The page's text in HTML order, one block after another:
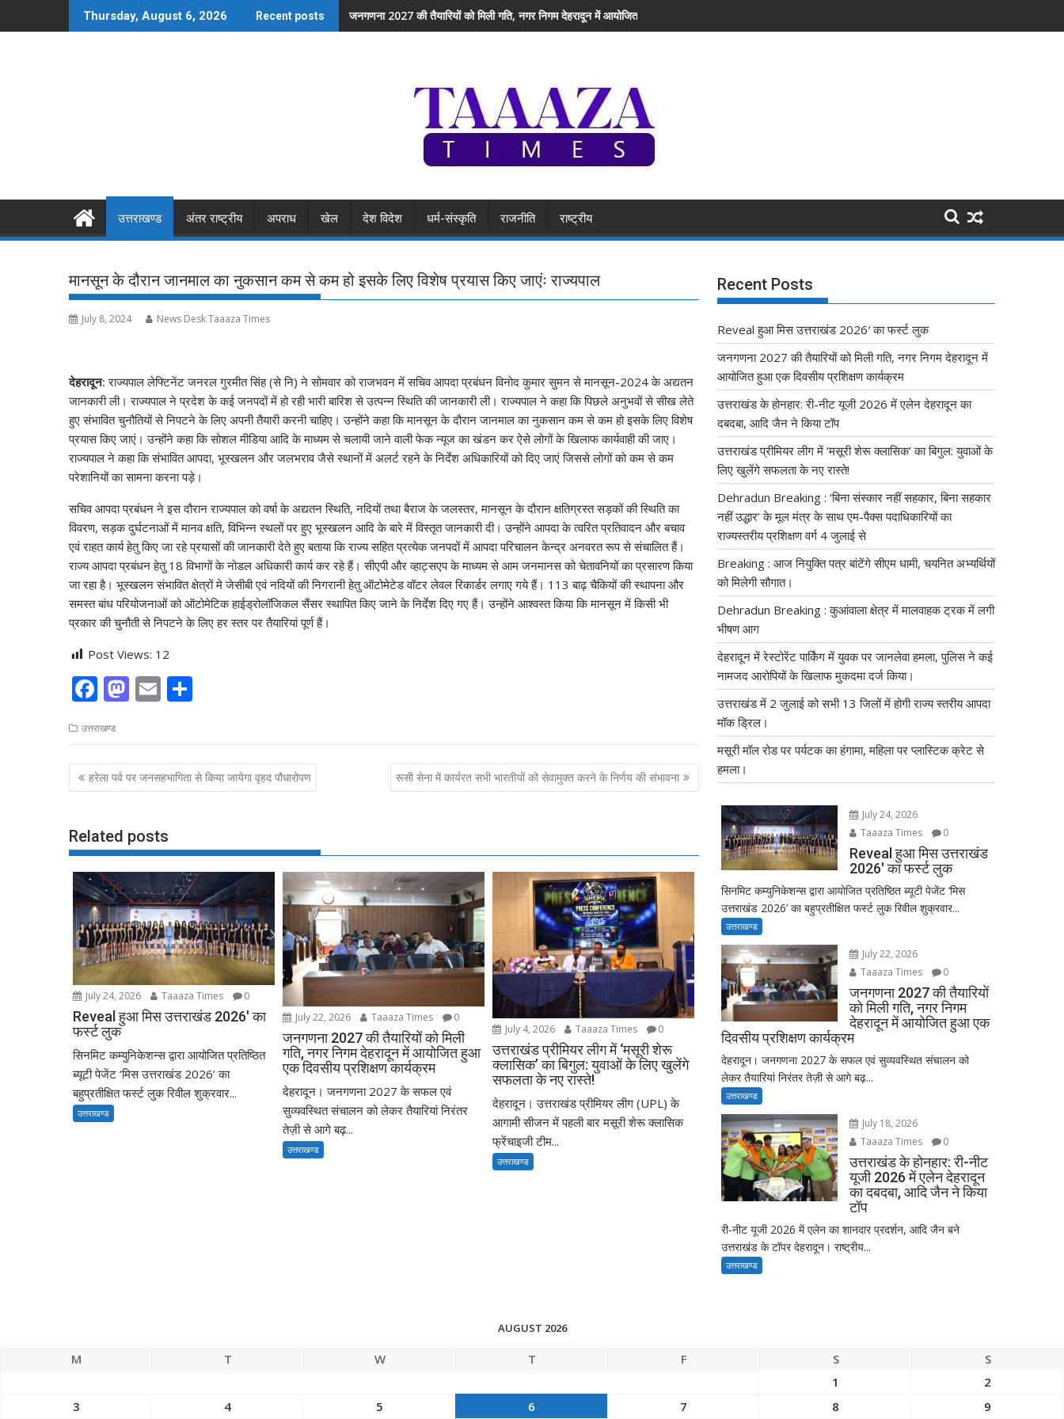
to
Thursday, August 6, 2026 Recent posts जनगणना 2027 की तैयारियों को मिली गति, नगर निगम देहरादून में आयोजित हुआ एक दिवसीय प्रशिक्षण कार्यक्रम
उत्तराखण्ड अंतर राष्ट्रीय अपराध खेल देश विदेश धर्म-संस्कृति राजनीति राष्ट्रीय
मानसून के दौरान जानमाल का नुकसान कम से कम हो इसके लिए विशेष प्रयास किए जाएंः राज्यपाल
July 8, 2024 News Desk Taaaza Times
देहरादून: राज्यपाल लेफ्टिनेंट जनरल गुरमीत सिंह (से नि) ने सोमवार को राजभवन में सचिव आपदा प्रबंधन विनोद कुमार सुमन से मानसून-2024 के अद्यतन
जानकारी ली। राज्यपाल ने प्रदेश के कई जनपदों में हो रही भारी बारिश से उत्पन्न स्थिति की जानकारी ली। राज्यपाल ने कहा कि पिछले अनुभवों से सीख लेते
हुए संभावित चुनौतियों से निपटने के लिए अपनी तैयारी करनी चाहिए। उन्होंने कहा कि मानसून के दौरान जानमाल का नुकसान कम से कम हो इसके लिए विशेष
प्रयास किए जाएं। उन्होंने कहा कि सोशल मीडिया आदि के माध्यम से चलायी जाने वाली फेक न्यूज का खंडन कर ऐसे लोगों के खिलाफ कार्यवाही की जाए।
राज्यपाल ने कहा कि संभावित आपदा, भूस्खलन और जलभराव जैसे स्थानों में अलर्ट रहने के निर्देश अधिकारियों को दिए जाएं जिससे लोगों को कम से कम
परेशानियों का सामना करना पड़े।
सचिव आपदा प्रबंधन ने इस दौरान राज्यपाल को वर्षा के अद्यतन स्थिति, नदियों तथा बैराज के जलस्तर, मानसून के दौरान क्षतिग्रस्त सड़कों की स्थिति का
विवरण, सड़क दुर्घटनाओं में मानव क्षति, विभिन्न स्थलों पर हुए भूस्खलन आदि के बारे में विस्तृत जानकारी दी। उन्होंने आपदा के त्वरित प्रतिवादन और बचाव
एवं राहत कार्य हेतु किए जा रहे प्रयासों की जानकारी देते हुए बताया कि राज्य सहित प्रत्येक जनपदों में आपदा परिचालन केन्द्र अनवरत रूप से संचालित हैं।
राज्य आपदा प्रबंधन हेतु 18 विभागों के नोडल अधिकारी कार्य कर रहे हैं। सीएपी और व्हाट्सएप के माध्यम से आम जनमानस को चेतावनियों का प्रसारण किया
जा रहा है। भूस्खलन संभावित क्षेत्रों मे जेसीबी एवं नदियों की निगरानी हेतु ऑटोमेटेड वॉटर लेवल रिकार्डर लगाए गये हैं। 113 बाढ़ चैकियों की स्थापना और
समस्त बांध परियोजनाओं को ऑटोमेटिक हाईड्रोलॉजिकल सैंसर स्थापित किए जाने के निर्देश दिए गए हैं। उन्होंने आश्वस्त किया कि मानसून में किसी भी
प्रकार की चुनौती से निपटने के लिए हर स्तर पर तैयारियां पूर्ण हैं।
Post Views: 12
F
e
b
o
k
M
to
d
o
E
ai
l
ar
e
उत्तराखण्ड
Post
navigation
हरेला पर्व पर जनसहभागिता से किया जायेगा वृहद पौधारोपण रूसी सेना में कार्यरत सभी भारतीयों को सेवामुक्त करने के निर्णय की संभावना
Related posts
July 24, 2026 Taaaza Times 0
Reveal हुआ मिस उत्तराखंड 2026′ का
फर्स्ट लुक
सिनमिट कम्युनिकेशन्स द्वारा आयोजित प्रतिष्ठित
ब्यूटी पेजेंट ‘मिस उत्तराखंड 2026’ का
बहुप्रतीक्षित फर्स्ट लुक रिवील शुक्रवार...
उत्तराखण्ड
July 22, 2026 Taaaza Times 0
जनगणना 2027 की तैयारियों को मिली
गति, नगर निगम देहरादून में आयोजित हुआ
एक दिवसीय प्रशिक्षण कार्यक्रम
देहरादून। जनगणना 2027 के सफल एवं
सुव्यवस्थित संचालन को लेकर तैयारियां निरंतर
तेज़ी से आगे बढ़...
उत्तराखण्ड
July 4, 2026 Taaaza Times 0
उत्तराखंड प्रीमियर लीग में ‘मसूरी शेरू
क्लासिक’ का बिगुल: युवाओं के लिए खुलेंगे
सफलता के नए रास्ते!
देहरादून। उत्तराखंड प्रीमियर लीग (UPL) के
आगामी सीजन में पहली बार मसूरी शेरू क्लासिक
फ्रेंचाइजी टीम...
उत्तराखण्ड
Recent Posts
Reveal हुआ मिस उत्तराखंड 2026′ का फर्स्ट लुक
जनगणना 2027 की तैयारियों को मिली गति, नगर निगम देहरादून में
आयोजित हुआ एक दिवसीय प्रशिक्षण कार्यक्रम
उत्तराखंड के होनहार: री-नीट यूजी 2026 में एलेन देहरादून का
दबदबा, आदि जैन ने किया टॉप
उत्तराखंड प्रीमियर लीग में ‘मसूरी शेरू क्लासिक’ का बिगुल: युवाओं के
लिए खुलेंगे सफलता के नए रास्ते!
Dehradun Breaking : ‘बिना संस्कार नहीं सहकार, बिना सहकार
नहीं उद्धार’ के मूल मंत्र के साथ एम-पैक्स पदाधिकारियों का
राज्यस्तरीय प्रशिक्षण वर्ग 4 जुलाई से
Breaking : आज नियुक्ति पत्र बांटेंगे सीएम धामी, चयनित अभ्यर्थियों
को मिलेगी सौगात।
Dehradun Breaking : कुआंवाला क्षेत्र में मालवाहक ट्रक में लगी
भीषण आग
देहरादून में रेस्टोरेंट पार्किंग में युवक पर जानलेवा हमला, पुलिस ने कई
नामजद आरोपियों के खिलाफ मुकदमा दर्ज किया।
उत्तराखंड में 2 जुलाई को सभी 13 जिलों में होगी राज्य स्तरीय आपदा
मॉक ड्रिल।
मसूरी मॉल रोड पर पर्यटक का हंगामा, महिला पर प्लास्टिक क्रेट से
हमला।
July 24, 2026
Taaaza Times
0
Reveal हुआ मिस उत्तराखंड
2026′ का फर्स्ट लुक
सिनमिट कम्युनिकेशन्स द्वारा आयोजित प्रतिष्ठित ब्यूटी पेजेंट ‘मिस
उत्तराखंड 2026’ का बहुप्रतीक्षित फर्स्ट लुक रिवील शुक्रवार...
उत्तराखण्ड
July 22, 2026
Taaaza Times
0
जनगणना 2027 की तैयारियों
को मिली गति, नगर निगम
देहरादून में आयोजित हुआ एक
दिवसीय प्रशिक्षण कार्यक्रम
देहरादून। जनगणना 2027 के सफल एवं सुव्यवस्थित संचालन को
लेकर तैयारियां निरंतर तेज़ी से आगे बढ़...
उत्तराखण्ड
July 18, 2026
Taaaza Times
0
उत्तराखंड के होनहार: री-नीट
यूजी 2026 में एलेन देहरादून
का दबदबा, आदि जैन ने किया
टॉप
री-नीट यूजी 2026 में एलेन का शानदार प्रदर्शन, आदि जैन बने
उत्तराखंड के टॉपर देहरादून। राष्ट्रीय...
उत्तराखण्ड
AUGUST 2026
M T W T F S
S
1
2
3
4 5 6 7 8 9